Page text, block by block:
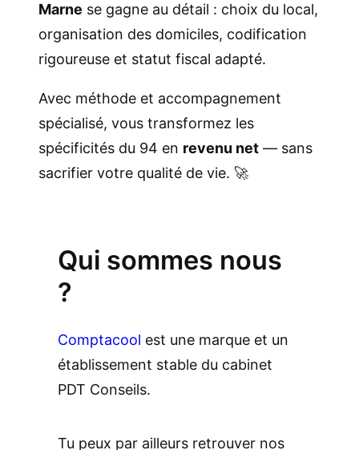
Marne se gagne au détail : choix du local,
organisation des domiciles, codification
rigoureuse et statut fiscal adapté.
Avec méthode et accompagnement
spécialisé, vous transformez les
spécificités du 94 en revenu net — sans
sacrifier votre qualité de vie. 🚀
Qui sommes nous
?
Comptacool est une marque et un
établissement stable du cabinet
PDT Conseils.
Tu peux par ailleurs retrouver nos